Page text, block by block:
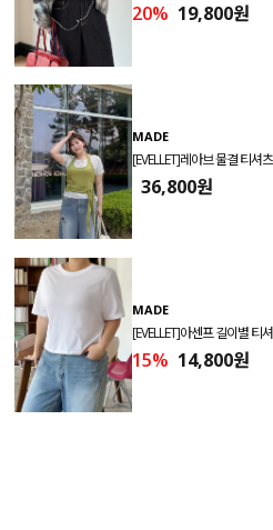
20% 19,800원
MADE
[EVELLET]레아브 물결 티셔
36,800원
MADE
[EVELLET]아센프 길이별 티
15% 14,800원